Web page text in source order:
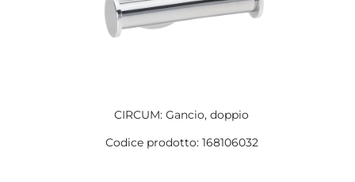
CIRCUM: Gancio, doppio
Codice prodotto: 168106032